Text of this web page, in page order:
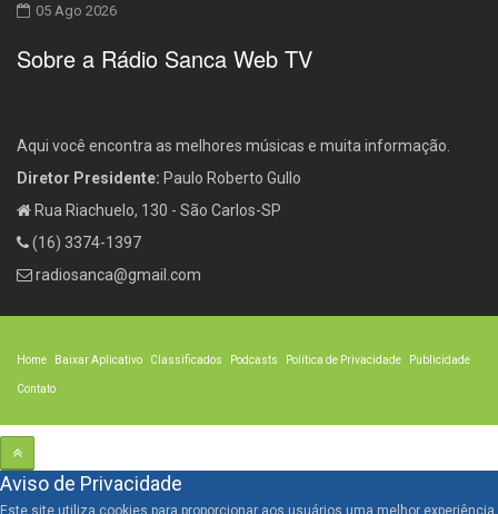
05 Ago 2026
Sobre a Rádio Sanca Web TV
Aqui você encontra as melhores músicas e muita informação.
Diretor Presidente: Paulo Roberto Gullo
Rua Riachuelo, 130 - São Carlos-SP
(16) 3374-1397
radiosanca@gmail.com
Home Baixar Aplicativo Classificados Podcasts Política de Privacidade Publicidade
Contato
Aviso de Privacidade
Este site utiliza cookies para proporcionar aos usuários uma melhor experiência